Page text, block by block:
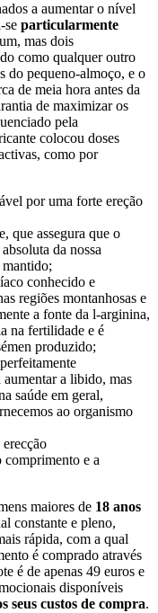
a aumentar o nível
se particularmente
mas dois
como qualquer outro
do pequeno-almoço, e o
de meia hora antes da
de maximizar os
pela
colocou doses
como por
por uma forte ereção
que assegura que o
da nossa
mantido;
conhecido e
regiões montanhosas e
a fonte da l-arginina,
na fertilidade e é
produzido;
perfeitamente
aumentar a libido, mas
saúde em geral,
ao organismo
comprimento e a
maiores de 18 anos
constante e pleno,
rápida, com a qual
é comprado através
é de apenas 49 euros e
disponíveis
seus custos de compra.